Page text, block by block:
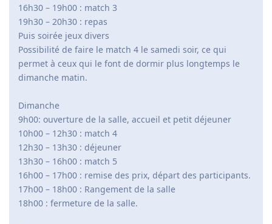
16h30 – 19h00 : match 3
19h30 – 20h30 : repas
Puis soirée jeux divers
Possibilité de faire le match 4 le samedi soir, ce qui
permet à ceux qui le font de dormir plus longtemps le
dimanche matin.
Dimanche
9h00: ouverture de la salle, accueil et petit déjeuner
10h00 – 12h30 : match 4
12h30 – 13h30 : déjeuner
13h30 – 16h00 : match 5
16h00 – 17h00 : remise des prix, départ des participants.
17h00 – 18h00 : Rangement de la salle
18h00 : fermeture de la salle.